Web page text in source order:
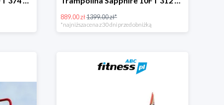
889.00 zł1399.00 zł*
*najniższa cena z 30 dni przed obniżką